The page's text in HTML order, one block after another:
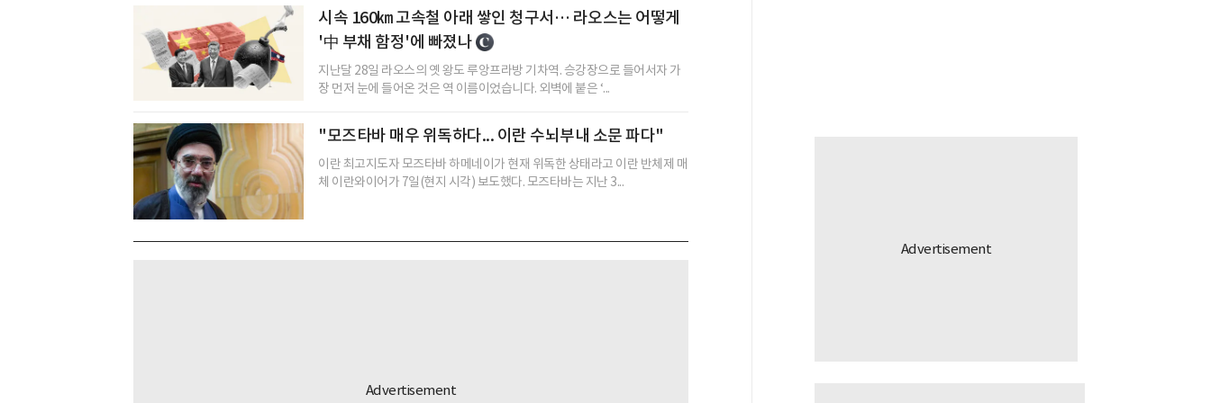
시속 160㎞ 고속철 아래 쌓인 청구서… 라오스는 어떻게
'中 부채 함정'에 빠졌나
지난달 28일 라오스의 옛 왕도 루앙프라방 기차역. 승강장으로 들어서자 가
장 먼저 눈에 들어온 것은 역 이름이었습니다. 외벽에 붙은 ‘...
"모즈타바 매우 위독하다... 이란 수뇌부내 소문 파다"
이란 최고지도자 모즈타바 하메네이가 현재 위독한 상태라고 이란 반체제 매
체 이란와이어가 7일(현지 시각) 보도했다. 모즈타바는 지난 3...